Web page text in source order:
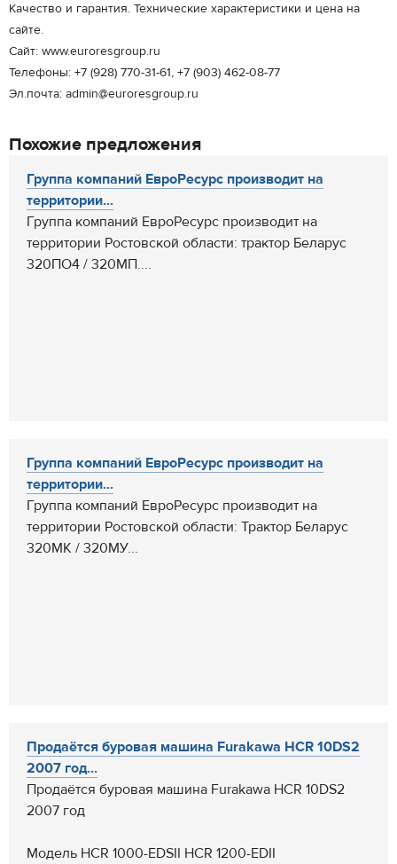
Качество и гарантия. Технические характеристики и цена на
сайте.
Сайт: www.euroresgroup.ru
Телефоны: +7 (928) 770-31-61, +7 (903) 462-08-77
Эл.почта: admin@euroresgroup.ru
Похожие предложения
Группа компаний ЕвроРесурс производит на
территории...
Группа компаний ЕвроРесурс производит на
территории Ростовской области: трактор Беларус
320ПО4 / 320МП....
Группа компаний ЕвроРесурс производит на
территории...
Группа компаний ЕвроРесурс производит на
территории Ростовской области: Трактор Беларус
320МК / 320МУ...
Продаётся буровая машина Furakawa HCR 10DS2
2007 год...
Продаётся буровая машина Furakawa HCR 10DS2
2007 год
Модель HCR 1000-EDSII HCR 1200-EDII